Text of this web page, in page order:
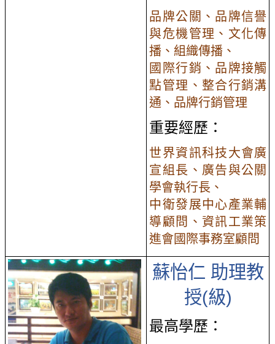
品牌公關、品牌信譽
與危機管理、文化傳
播、組織傳播、
國際行銷、品牌接觸
點管理、整合行銷溝
通、品牌行銷管理
重要經歷：
世界資訊科技大會廣
宣組長、廣告與公關
學會執行長、
中衛發展中心產業輔
導顧問、資訊工業策
進會國際事務室顧問
蘇怡仁 助理教
授(級)
最高學歷：